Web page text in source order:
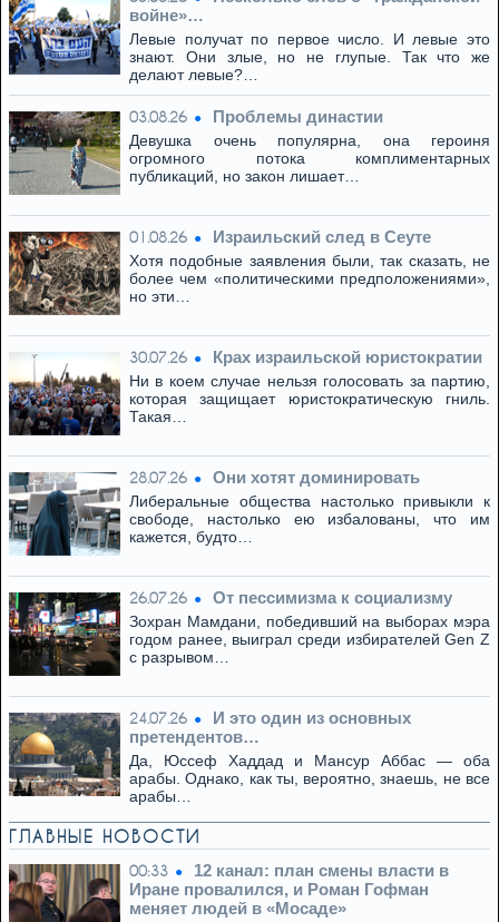
войне»…
Левые получат по первое число. И левые это
знают. Они злые, но не глупые. Так что же
делают левые?…
03.08.26 Проблемы династии
Девушка очень популярна, она героиня
огромного потока комплиментарных
публикаций, но закон лишает…
01.08.26 Израильский след в Сеуте
Хотя подобные заявления были, так сказать, не
более чем «политическими предположениями»,
но эти…
30.07.26 Крах израильской юристократии
Ни в коем случае нельзя голосовать за партию,
которая защищает юристократическую гниль.
Такая…
28.07.26 Они хотят доминировать
Либеральные общества настолько привыкли к
свободе, настолько ею избалованы, что им
кажется, будто…
26.07.26 От пессимизма к социализму
Зохран Мамдани, победивший на выборах мэра
годом ранее, выиграл среди избирателей Gen Z
с разрывом…
24.07.26
И это один из основных
претендентов…
Да, Юссеф Хаддад и Мансур Аббас — оба
арабы. Однако, как ты, вероятно, знаешь, не все
арабы…
ГЛАВНЫЕ НОВОСТИ
00:33
12 канал: план смены власти в
Иране провалился, и Роман Гофман
меняет людей в «Мосаде»